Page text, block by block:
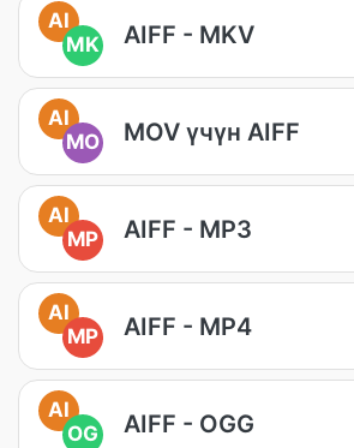
AI
MK
AIFF - MKV
AI
MO
MOV үчүн AIFF
AI
MP
AIFF - MP3
AI
MP
AIFF - MP4
AI
OG
AIFF - OGG